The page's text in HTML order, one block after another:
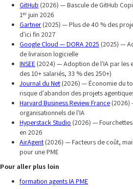
GitHub (2026) — Bascule de GitHub
1ᵉʳ juin 2026
Gartner (2025) — Plus de 40 % des
d'ici fin 2027
Google Cloud — DORA 2025 (2025) —
de livraison logicielle
INSEE (2024) — Adoption de l'IA par les
des 10+ salariés, 33 % des 250+)
Journal du Net (2026) — Économie du
risque d'abandon des projets
Harvard Business Review France (2026)
organisationnels de l'IA
Hyperstack Studio (2026) —
en 2026
AirAgent (2026) — Facteurs de coût,
pour une PME
Pour aller plus loin
formation agents IA PME